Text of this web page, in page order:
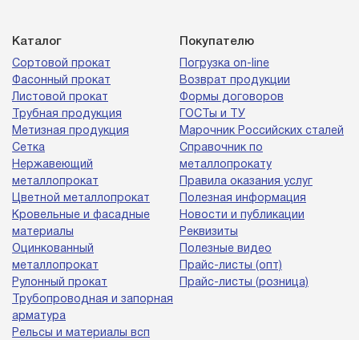
Каталог
Сортовой прокат
Фасонный прокат
Листовой прокат
Трубная продукция
Метизная продукция
Сетка
Нержавеющий
металлопрокат
Цветной металлопрокат
Кровельные и фасадные
материалы
Оцинкованный
металлопрокат
Рулонный прокат
Трубопроводная и запорная
арматура
Рельсы и материалы всп
Покупателю
Погрузка on-line
Возврат продукции
Формы договоров
ГОСТы и ТУ
Марочник Российских сталей
Справочник по
металлопрокату
Правила оказания услуг
Полезная информация
Новости и публикации
Реквизиты
Полезные видео
Прайс-листы (опт)
Прайс-листы (розница)